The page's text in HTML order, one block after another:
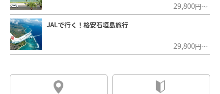
29,800円～
JALで行く！格安石垣島旅行
29,800円～